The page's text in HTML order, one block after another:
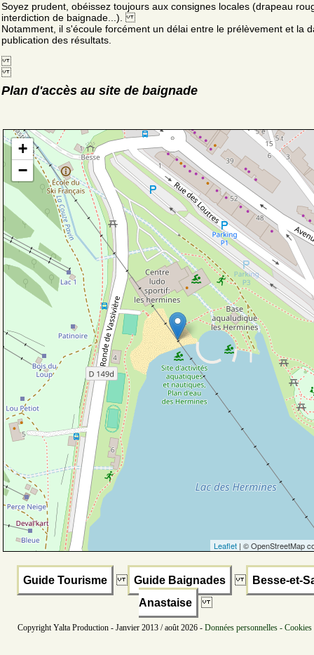
Soyez prudent, obéissez toujours aux consignes locales (drapeau
interdiction de baignade...).
Notamment, il s'écoule forcément un délai entre le prélèvement et la
publication des résultats.
Plan d'accès au site de baignade
+
−
Leaflet | © OpenStreetMap
Guide Tourisme Guide Baignades
Besse-et-
Anastaise
Copyright Yalta Production - Janvier 2013 / août 2026 - Données personnelles -